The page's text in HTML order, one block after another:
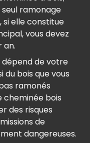
ramonage
si elle constitue
vous devez
an.
dépend de votre
du bois que vous
ramonés
bois
des risques
de
dangereuses.